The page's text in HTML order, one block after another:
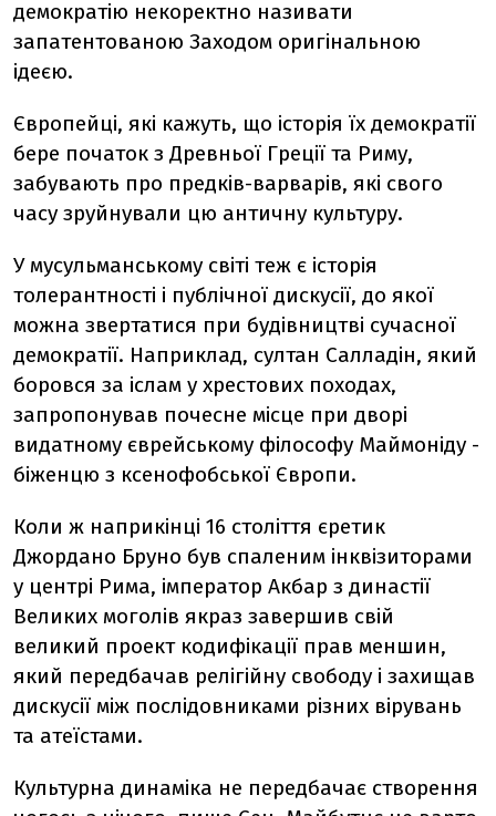
демократію некоректно називати
запатентованою Заходом оригінальною
ідеєю.
Європейці, які кажуть, що історія їх демократії
бере початок з Древньої Греції та Риму,
забувають про предків-варварів, які свого
часу зруйнували цю античну культуру.
У мусульманському світі теж є історія
толерантності і публічної дискусії, до якої
можна звертатися при будівництві сучасної
демократії. Наприклад, султан Салладін, який
боровся за іслам у хрестових походах,
запропонував почесне місце при дворі
видатному єврейському філософу Маймоніду -
біженцю з ксенофобської Європи.
Коли ж наприкінці 16 століття єретик
Джордано Бруно був спаленим інквізиторами
у центрі Рима, імператор Акбар з династії
Великих моголів якраз завершив свій
великий проект кодифікації прав меншин,
який передбачав релігійну свободу і захищав
дискусії між послідовниками різних вірувань
та атеїстами.
Культурна динаміка не передбачає створення